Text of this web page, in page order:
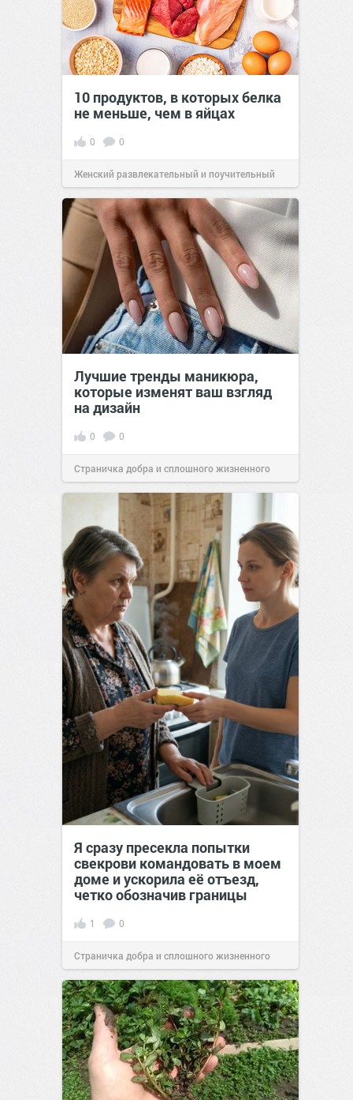
10 продуктов, в которых белка
не меньше, чем в яйцах
0 0
Женский развлекательный и поучительный
сайт.23:42Вчера
Лучшие тренды маникюра,
которые изменят ваш взгляд
на дизайн
0 0
Страничка добра и сплошного жизненного
позитива!00:29Сегодня
Я сразу пресекла попытки
свекрови командовать в моем
доме и ускорила её отъезд,
четко обозначив границы
1 0
Страничка добра и сплошного жизненного
позитива!00:28Сегодня